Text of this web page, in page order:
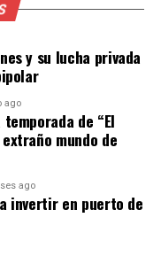
que buscaban
autonomía a las
la falta de
han
de estos errores
que permita
vista los objetivos
y su lucha privada
ago
de “El
mundo de
ago
invertir en puerto de